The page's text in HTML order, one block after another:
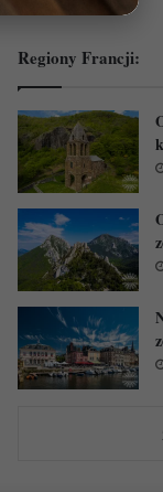
Regiony Francji: